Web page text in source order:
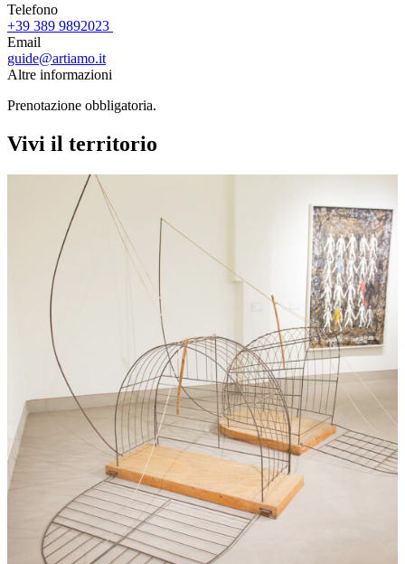
Telefono
+39 389 9892023
Email
guide@artiamo.it
Altre informazioni
Prenotazione obbligatoria.
Vivi il territorio